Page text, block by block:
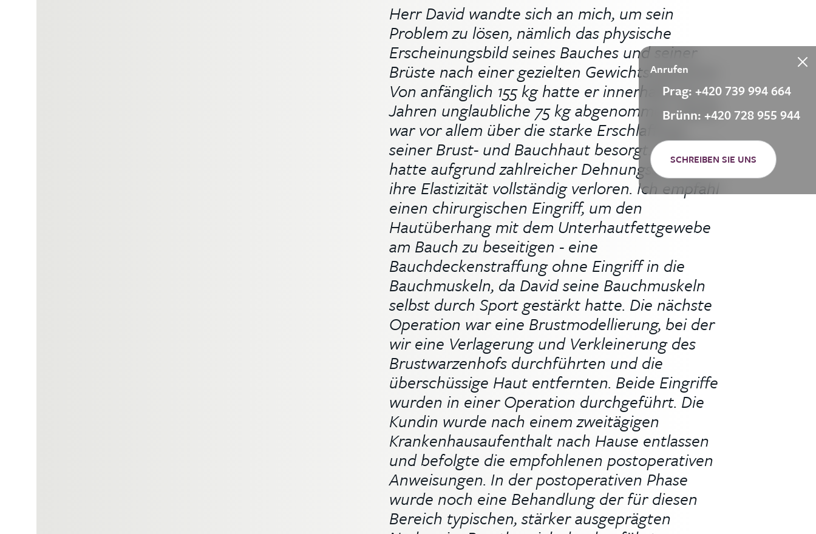
Herr David wandte sich an mich, um sein
Problem zu lösen, nämlich das physische
Erscheinungsbild seines Bauches und seiner
Brüste nach einer gezielten Gewichtsreduktion.
Von anfänglich 155 kg hatte er innerhalb von 4
Jahren unglaubliche 75 kg abgenommen. David
war vor allem über die starke Erschlaffung
seiner Brust- und Bauchhaut besorgt. Die Haut
hatte aufgrund zahlreicher Dehnungsstreifen
ihre Elastizität vollständig verloren. Ich empfahl
einen chirurgischen Eingriff, um den
Hautüberhang mit dem Unterhautfettgewebe
am Bauch zu beseitigen - eine
Bauchdeckenstraffung ohne Eingriff in die
Bauchmuskeln, da David seine Bauchmuskeln
selbst durch Sport gestärkt hatte. Die nächste
Operation war eine Brustmodellierung, bei der
wir eine Verlagerung und Verkleinerung des
Brustwarzenhofs durchführten und die
überschüssige Haut entfernten. Beide Eingriffe
wurden in einer Operation durchgeführt. Die
Kundin wurde nach einem zweitägigen
Krankenhausaufenthalt nach Hause entlassen
und befolgte die empfohlenen postoperativen
Anweisungen. In der postoperativen Phase
wurde noch eine Behandlung der für diesen
Bereich typischen, stärker ausgeprägten
Anrufen
Prag: +420 739 994 664
Brünn: +420 728 955 944
SCHREIBEN SIE UNS